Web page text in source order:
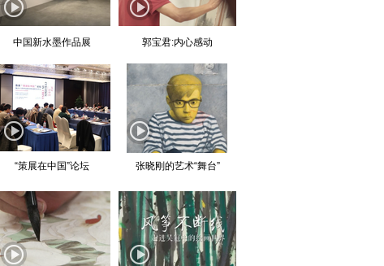
中国新水墨作品展 郭宝君:内心感动
“策展在中国”论坛 张晓刚的艺术“舞台”